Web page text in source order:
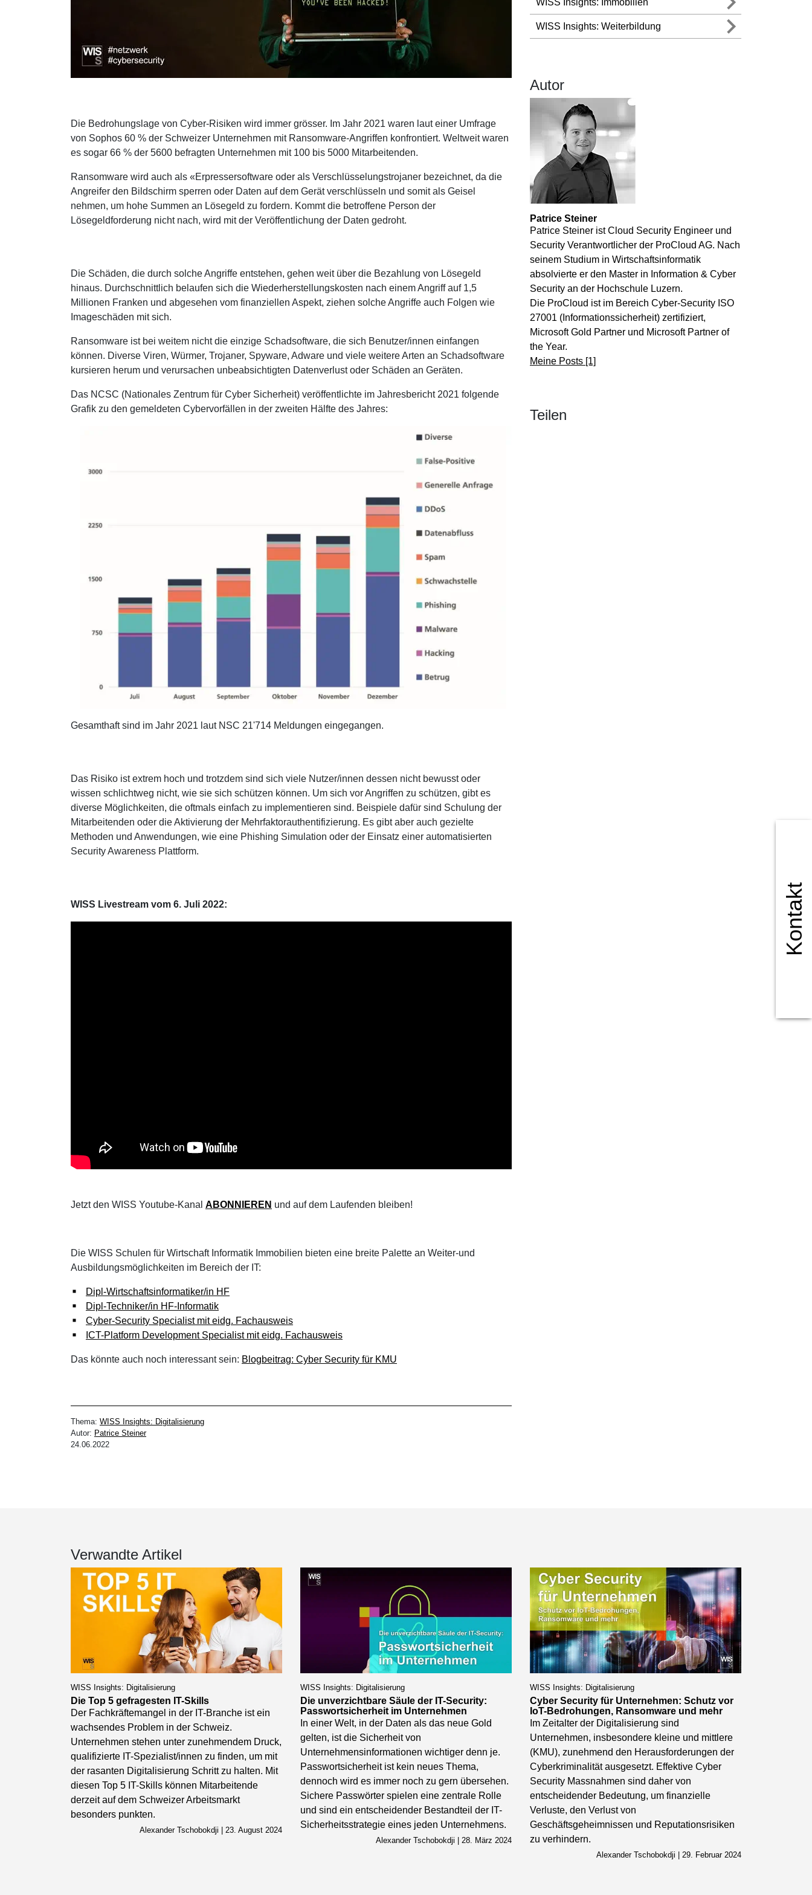
Bauprojekt- & Immobilienmanagement NDS HF
Immobilienbewirtschafter/in mit eidg. FA
Prüfungsvorbereitung für Immobilienbewirtschaftung
Immobilienvermarkter/in mit eidg. FA
Prüfungsvorbereitung für Immobilienvermarktung mit
eidg. FA
Eidg. dipl. Immobilientreuhänder/in
Prüfungsvorbereitung für Immobilientreuhand mit
eidg. Diplom
Sachbearbeiter/in Immobilienbewirtschaftung
WISS/HEV
Sachbearbeiter/in Liegenschaftenunterhalt WISS/HEV
Sachbearbeiter/in Liegenschaftenbuchhaltung
WISS/HEV
Modul Stockwerkeigentum WISS/HEV
ICT-Fachmann/-frau EFZ
ICT-Fachmann/-frau EFZ für quereinsteigende
quereinsteigende Erwachsene
Berufsmaturität Ausrichtung: Technik Architektur Life
Downloads zu den Angeboten der Grundbildung
Modulkurse
Modulkurs Social Media Ads
Modulkurs WordPress Website Creation
E-Learning Alle Angebote
Kontakt
Die Bedrohungslage von Cyber-Risiken wird immer grösser. Im Jahr 2021 waren laut einer Umfrage
von Sophos 60 % der Schweizer Unternehmen mit Ransomware-Angriffen konfrontiert. Weltweit waren
es sogar 66 % der 5600 befragten Unternehmen mit 100 bis 5000 Mitarbeitenden.
Ransomware wird auch als «Erpressersoftware oder als Verschlüsselungstrojaner bezeichnet, da die
Angreifer den Bildschirm sperren oder Daten auf dem Gerät verschlüsseln und somit als Geisel
nehmen, um hohe Summen an Lösegeld zu fordern. Kommt die betroffene Person der
Lösegeldforderung nicht nach, wird mit der Veröffentlichung der Daten gedroht.
Die Schäden, die durch solche Angriffe entstehen, gehen weit über die Bezahlung von Lösegeld
hinaus. Durchschnittlich belaufen sich die Wiederherstellungskosten nach einem Angriff auf 1,5
Millionen Franken und abgesehen vom finanziellen Aspekt, ziehen solche Angriffe auch Folgen wie
Imageschäden mit sich.
Ransomware ist bei weitem nicht die einzige Schadsoftware, die sich Benutzer/innen einfangen
können. Diverse Viren, Würmer, Trojaner, Spyware, Adware und viele weitere Arten an Schadsoftware
kursieren herum und verursachen unbeabsichtigten Datenverlust oder Schäden an Geräten.
Das NCSC (Nationales Zentrum für Cyber Sicherheit) veröffentlichte im Jahresbericht 2021 folgende
Grafik zu den gemeldeten Cybervorfällen in der zweiten Hälfte des Jahres:
Gesamthaft sind im Jahr 2021 laut NSC 21'714 Meldungen eingegangen.
Das Risiko ist extrem hoch und trotzdem sind sich viele Nutzer/innen dessen nicht bewusst oder
wissen schlichtweg nicht, wie sie sich schützen können. Um sich vor Angriffen zu schützen, gibt es
diverse Möglichkeiten, die oftmals einfach zu implementieren sind. Beispiele dafür sind Schulung der
Mitarbeitenden oder die Aktivierung der Mehrfaktorauthentifizierung. Es gibt aber auch gezielte
Methoden und Anwendungen, wie eine Phishing Simulation oder der Einsatz einer automatisierten
Security Awareness Plattform.
WISS Livestream vom 6. Juli 2022:
Jetzt den WISS Youtube-Kanal ABONNIEREN und auf dem Laufenden bleiben!
Die WISS Schulen für Wirtschaft Informatik Immobilien bieten eine breite Palette an Weiter-und
Ausbildungsmöglichkeiten im Bereich der IT:
Dipl-Wirtschaftsinformatiker/in HF
Dipl-Techniker/in HF-Informatik
Cyber-Security Specialist mit eidg. Fachausweis
ICT-Platform Development Specialist mit eidg. Fachausweis
Das könnte auch noch interessant sein: Blogbeitrag: Cyber Security für KMU
Thema: WISS Insights: Digitalisierung
Autor: Patrice Steiner
24.06.2022
WISS Insights: Immobilien
WISS Insights: Weiterbildung
Autor
Patrice Steiner
Patrice Steiner ist Cloud Security Engineer und
Security Verantwortlicher der ProCloud AG. Nach
seinem Studium in Wirtschaftsinformatik
absolvierte er den Master in Information & Cyber
Security an der Hochschule Luzern.
Die ProCloud ist im Bereich Cyber-Security ISO
27001 (Informationssicherheit) zertifiziert,
Microsoft Gold Partner und Microsoft Partner of
the Year.
Meine Posts [1]
Teilen
Verwandte Artikel
WISS Insights: Digitalisierung
Die Top 5 gefragesten IT-Skills
Der Fachkräftemangel in der IT-Branche ist ein
wachsendes Problem in der Schweiz.
Unternehmen stehen unter zunehmendem Druck,
qualifizierte IT-Spezialist/innen zu finden, um mit
der rasanten Digitalisierung Schritt zu halten. Mit
diesen Top 5 IT-Skills können Mitarbeitende
derzeit auf dem Schweizer Arbeitsmarkt
besonders punkten.
Alexander Tschobokdji | 23. August 2024
WISS Insights: Digitalisierung
Die unverzichtbare Säule der IT-Security:
Passwortsicherheit im Unternehmen
In einer Welt, in der Daten als das neue Gold
gelten, ist die Sicherheit von
Unternehmensinformationen wichtiger denn je.
Passwortsicherheit ist kein neues Thema,
dennoch wird es immer noch zu gern übersehen.
Sichere Passwörter spielen eine zentrale Rolle
und sind ein entscheidender Bestandteil der IT-
Sicherheitsstrategie eines jeden Unternehmens.
Alexander Tschobokdji | 28. März 2024
WISS Insights: Digitalisierung
Cyber Security für Unternehmen: Schutz vor
IoT-Bedrohungen, Ransomware und mehr
Im Zeitalter der Digitalisierung sind
Unternehmen, insbesondere kleine und mittlere
(KMU), zunehmend den Herausforderungen der
Cyberkriminalität ausgesetzt. Effektive Cyber
Security Massnahmen sind daher von
entscheidender Bedeutung, um finanzielle
Verluste, den Verlust von
Geschäftsgeheimnissen und Reputationsrisiken
zu verhindern.
Alexander Tschobokdji | 29. Februar 2024
anbieten zu können und die Zugriffe auf unsere Website zu analysieren. Ausserdem geben wir
Informationen zu Ihrer Verwendung unserer Website an unsere Partner für soziale Medien,